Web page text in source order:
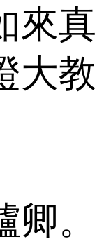
來真
大教
。